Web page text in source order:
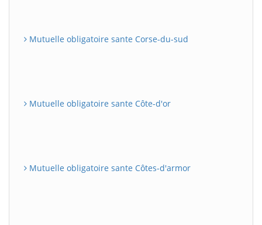
Mutuelle obligatoire sante Corse-du-sud
Mutuelle obligatoire sante Côte-d'or
Mutuelle obligatoire sante Côtes-d'armor